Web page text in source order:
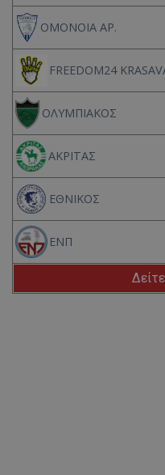
ΟΜΟΝΟΙΑ ΑΡ.
FREEDOM24
ΟΛΥΜΠΙΑΚΟΣ
ΑΚΡΙΤΑΣ
ΕΘΝΙΚΟΣ
ΕΝΠ